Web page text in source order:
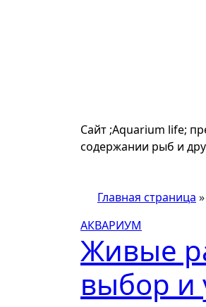
Сайт ;Aquarium life;
содержании рыб и
Главная страница »
АКВАРИУМ
Живые
выбор и